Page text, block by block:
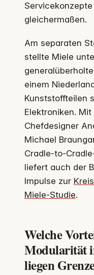
gleichermaßen.
Am separaten
stellte Miele
einem
Kunststoffteilen
Elektroniken.
Chefdesigner
Michael
Cradle-to-
liefert auch der
Impulse zur
Miele-Studie.
Welche
Modularität
liegen